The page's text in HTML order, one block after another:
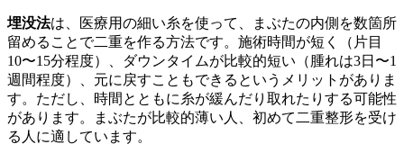
埋没法は、医療用の細い糸を使って、まぶたの内側を数箇所
留めることで二重を作る方法です。施術時間が短く（片目
10〜15分程度）、ダウンタイムが比較的短い（腫れは3日〜1
週間程度）、元に戻すこともできるというメリットがありま
す。ただし、時間とともに糸が緩んだり取れたりする可能性
があります。まぶたが比較的薄い人、初めて二重整形を受け
る人に適しています。